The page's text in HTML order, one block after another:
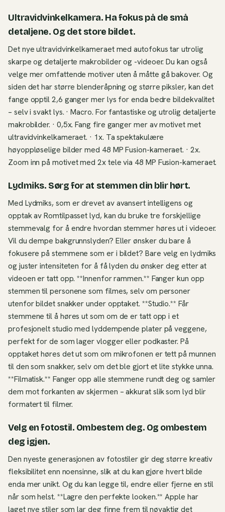
Ultravidvinkelkamera. Ha fokus på de små
detaljene. Og det store bildet.
Det nye ultravidvinkelkameraet med autofokus tar utrolig
skarpe og detaljerte makrobilder og -videoer. Du kan også
velge mer omfattende motiver uten å måtte gå bakover. Og
siden det har større blenderåpning og større piksler, kan det
fange opptil 2,6 ganger mer lys for enda bedre bildekvalitet
– selv i svakt lys. · Macro. For fantastiske og utrolig detaljerte
makrobilder. · 0,5x. Fang fire ganger mer av motivet met
ultravidvinkelkameraet. · 1x. Ta spektakulære
høyoppløselige bilder med 48 MP Fusion-kameraet. · 2x.
Zoom inn på motivet med 2x tele via 48 MP Fusion-kameraet.
Lydmiks. Sørg for at stemmen din blir hørt.
Med Lydmiks, som er drevet av avansert intelligens og
opptak av Romtilpasset lyd, kan du bruke tre forskjellige
stemmevalg for å endre hvordan stemmer høres ut i videoer.
Vil du dempe bakgrunnslyden? Eller ønsker du bare å
fokusere på stemmene som er i bildet? Bare velg en lydmiks
og juster intensiteten for å få lyden du ønsker deg etter at
videoen er tatt opp. **Innenfor rammen.** Fanger kun opp
stemmen til personene som filmes, selv om personer
utenfor bildet snakker under opptaket. **Studio.** Får
stemmene til å høres ut som om de er tatt opp i et
profesjonelt studio med lyddempende plater på veggene,
perfekt for de som lager vlogger eller podkaster. På
opptaket høres det ut som om mikrofonen er tett på munnen
til den som snakker, selv om det ble gjort et lite stykke unna.
**Filmatisk.** Fanger opp alle stemmene rundt deg og samler
dem mot forkanten av skjermen – akkurat slik som lyd blir
formatert til filmer.
Velg en fotostil. Ombestem deg. Og ombestem
deg igjen.
Den nyeste generasjonen av fotostiler gir deg større kreativ
fleksibilitet enn noensinne, slik at du kan gjøre hvert bilde
enda mer unikt. Og du kan legge til, endre eller fjerne en stil
når som helst. **Lagre den perfekte looken.** Apple har
laget nye stiler som lar deg finne frem til nøyaktig det